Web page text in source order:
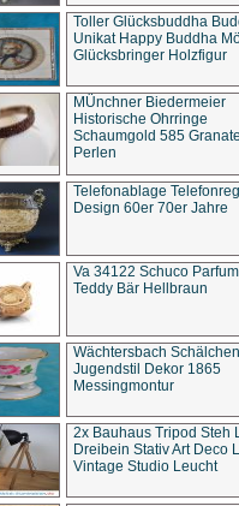
Toller Glücksbuddha
Unikat Happy Buddha
Glücksbringer Holzfigur
MÜnchner Biedermeier
Historische Ohrringe
Schaumgold 585
Perlen
Telefonablage
Design 60er 70er Jahre
Va 34122 Schuco
Teddy Bär Hellbraun
Wächtersbach Schälchen
Jugendstil Dekor 1865
Messingmontur
2x Bauhaus Tripod Steh
Dreibein Stativ Art Deco
Vintage Studio Leucht